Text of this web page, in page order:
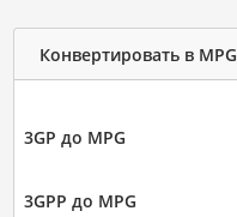
Конвертировать в MPG
3GP до MPG
3GPP до MPG